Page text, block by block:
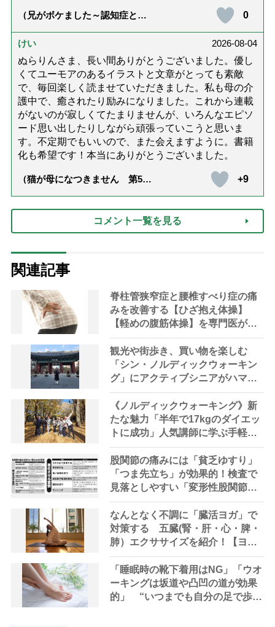
（兄がボケました～認知症と介
達』が届きました」）
0
けい
2026-08-04
ぬらりんさま、長い間ありがとうございました。優し
くてユーモアのあるイラストと文章がとっても素敵
で、毎回楽しく読ませていただきました。私も母の介
護中で、癒されたり励みになりました。これから連載
がないのが寂しくてたまりませんが、いろんなエピソ
ード思い出したりしながら頑張っていこうと思いま
す。不定期でもいいので、また会えますように。書籍
化も希望です！本当にありがとうございました。
（猫が母になつきません 第500
+9
コメント一覧を見る
関連記事
脊柱管狭窄症と腰椎すべり症の痛
みを改善する【ひざ抱え体操】
【軽めの腹筋体操】を専門医が解
説「ラジオ体操は避けるべき」
観光や街歩き、買い物を楽しむ
「シン・ノルディックウォーキン
グ」にアクティブシニアがハマる
理由
《ノルディックウォーキング》新
たな魅力「半年で17kgのダイエッ
トに成功」人気講師に学ぶ手軽な
始め方
股関節の痛みには「貧乏ゆすり」
「つま先立ち」が効果的！検査で
見落としやすい「変形性股関節
症」は“洋式”の生活スタイルで改
善を
なんとなく不調に「臓活ヨガ」で
対策する 五臓(腎・肝・心・脾・
肺）エクササイズを紹介！【ヨガ
インストラクター監修】
「睡眠時の靴下着用はNG」「ウオ
ーキングは坂道や凸凹の道が効果
的」 “いつまでも自分の足で歩き